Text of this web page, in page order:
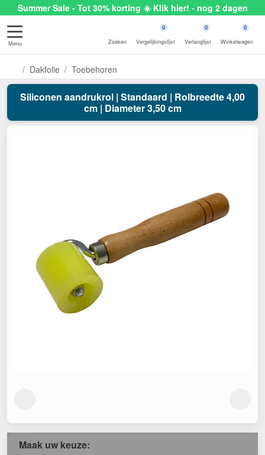
Summer Sale - Tot 30% korting ☀️ Klik hier! - nog 2 dagen
Menu Zoeken
0
Vergelijkingslijst
0
Verlanglijst
0
Winkelwagen
Dakfolie Toebehoren
Siliconen aandrukrol | Standaard | Rolbreedte 4,00
cm | Diameter 3,50 cm
Maak uw keuze: